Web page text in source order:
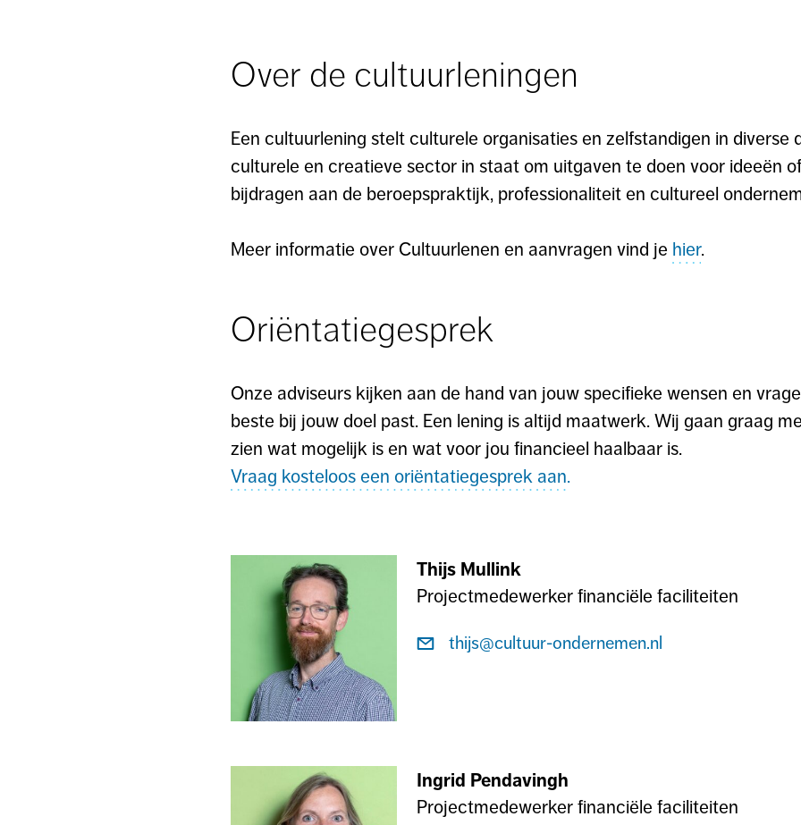
Over de cultuurleningen
Een cultuurlening stelt culturele organisaties en zelfstandigen in diverse
culturele en creatieve sector in staat om uitgaven te doen voor ideeën
bijdragen aan de beroepspraktijk, professionaliteit en cultureel
Meer informatie over Cultuurlenen en aanvragen vind je hier.
Oriëntatiegesprek
Onze adviseurs kijken aan de hand van jouw specifieke wensen en
beste bij jouw doel past. Een lening is altijd maatwerk. Wij gaan graag
zien wat mogelijk is en wat voor jou financieel haalbaar is.
Vraag kosteloos een oriëntatiegesprek aan.
Thijs Mullink
Projectmedewerker financiële faciliteiten
Stuur
Mullink
thijs@cultuur-ondernemen.nl
Ingrid Pendavingh
Projectmedewerker financiële faciliteiten